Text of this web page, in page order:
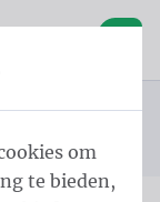
om
te bieden,